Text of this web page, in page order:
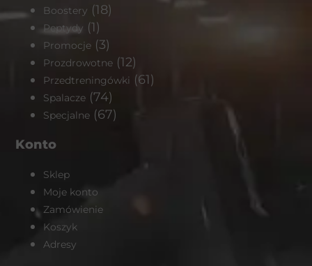
Boostery (18)
Peptydy (1)
Promocje (3)
Prozdrowotne (12)
Przedtreningówki (61)
Spalacze (74)
Specjalne (67)
Konto
Sklep
Moje konto
Zamówienie
Koszyk
Adresy